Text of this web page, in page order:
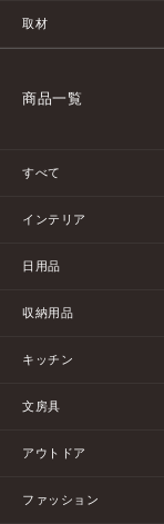
取材
商品一覧
すべて
インテリア
日用品
収納用品
キッチン
文房具
アウトドア
ファッション